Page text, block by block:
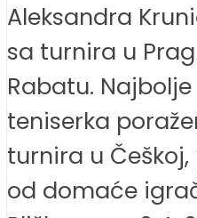
Aleksandra
sa turnira u
Rabatu.
teniserka
turnira u
od domaće